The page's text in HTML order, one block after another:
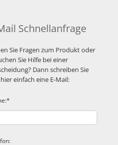
Schnellanfrage
Sie Fragen zum Produkt oder
Sie Hilfe bei einer
Dann schreiben Sie
einfach eine E-Mail: